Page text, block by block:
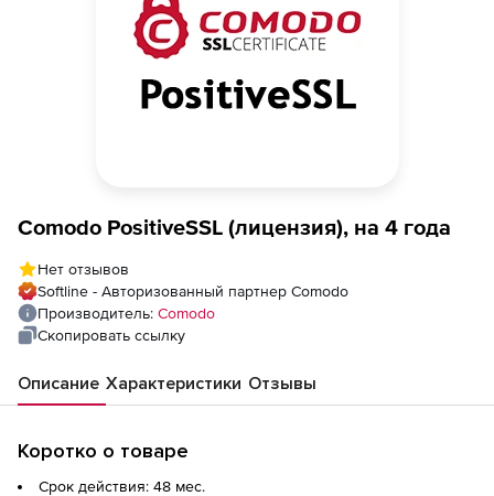
Comodo PositiveSSL (лицензия), на 4 года
Нет отзывов
Softline - Авторизованный партнер Comodo
Производитель: Comodo
Скопировать ссылку
Описание Характеристики Отзывы
Коротко о товаре
Срок действия: 48 мес.